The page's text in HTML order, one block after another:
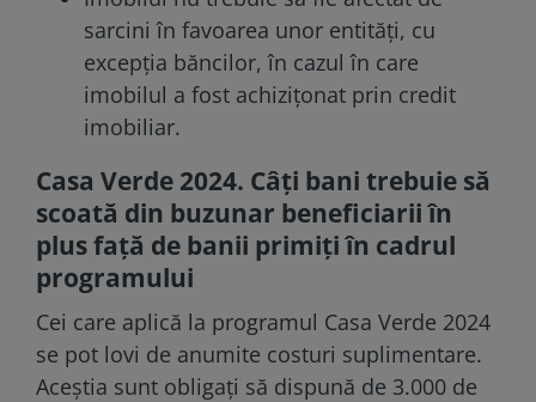
sarcini în favoarea unor entități, cu
excepția băncilor, în cazul în care
imobilul a fost achizițonat prin credit
imobiliar.
Casa Verde 2024. Câți bani trebuie să
scoată din buzunar beneficiarii în
plus față de banii primiți în cadrul
programului
Cei care aplică la programul Casa Verde 2024
se pot lovi de anumite costuri suplimentare.
Aceștia sunt obligați să dispună de 3.000 de